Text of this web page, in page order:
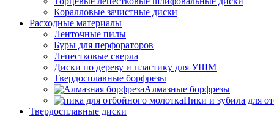
Коралловые зачистные диски
Расходные материалы
Ленточные пилы
Буры для перфораторов
Лепестковые сверла
Диски по дереву и пластику для УШМ
Твердосплавные борфрезы
Алмазные борфрезы
Пики и зубила для
Твердосплавные диски